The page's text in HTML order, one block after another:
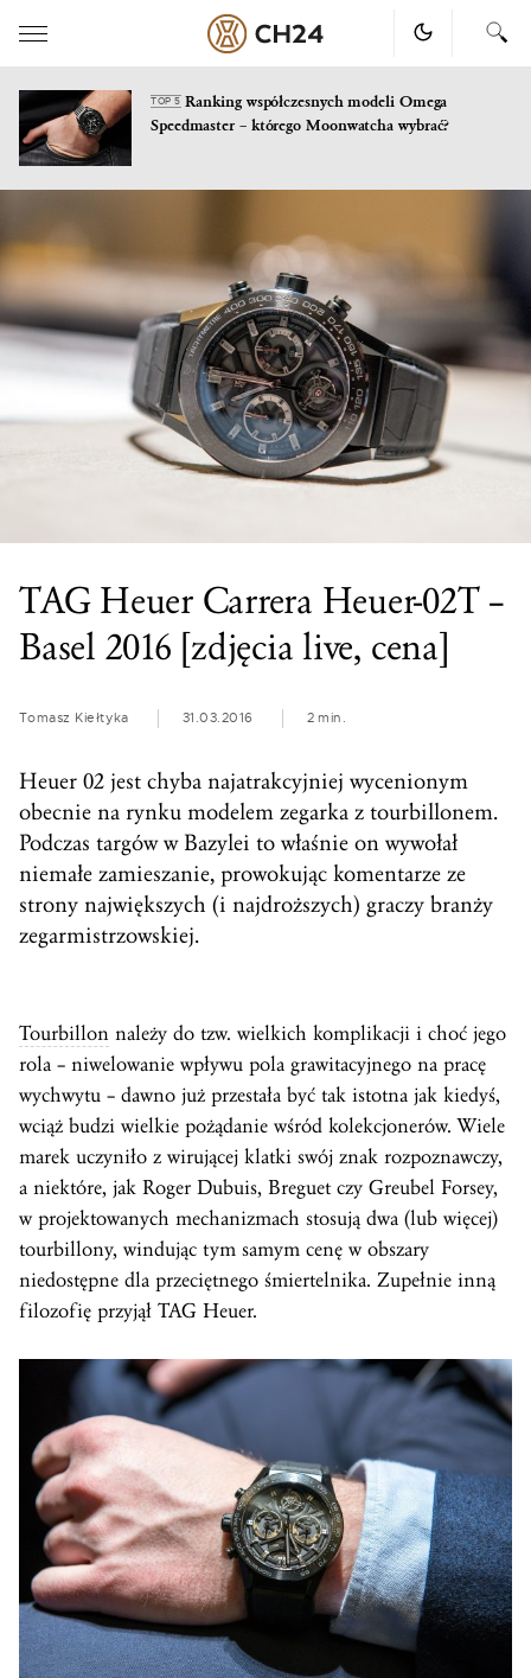
content
TOP 5Ranking współczesnych modeli Omega
Speedmaster – którego Moonwatcha wybrać?
TAG Heuer Carrera Heuer-02T –
Basel 2016 [zdjęcia live, cena]
Tomasz Kiełtyka 31.03.2016 2 min.
Heuer 02 jest chyba najatrakcyjniej wycenionym
obecnie na rynku modelem zegarka z tourbillonem.
Podczas targów w Bazylei to właśnie on wywołał
niemałe zamieszanie, prowokując komentarze ze
strony największych (i najdroższych) graczy branży
zegarmistrzowskiej.
Tourbillon należy do tzw. wielkich komplikacji i choć jego
rola – niwelowanie wpływu pola grawitacyjnego na pracę
wychwytu – dawno już przestała być tak istotna jak kiedyś,
wciąż budzi wielkie pożądanie wśród kolekcjonerów. Wiele
marek uczyniło z wirującej klatki swój znak rozpoznawczy,
a niektóre, jak Roger Dubuis, Breguet czy Greubel Forsey,
w projektowanych mechanizmach stosują dwa (lub więcej)
tourbillony, windując tym samym cenę w obszary
niedostępne dla przeciętnego śmiertelnika. Zupełnie inną
filozofię przyjął TAG Heuer.